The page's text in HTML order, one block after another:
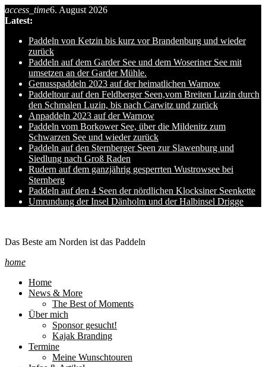
Skip
to
content
access_time6. August 2026
Latest:
Paddeln von Ketzin bis kurz vor Brandenburg und wieder
zurück
Paddeln auf dem Garder See und dem Woseriner See mit
umsetzen an der Garder Mühle.
Genusspaddeln 2023 auf der heimatlichen Warnow
Paddeltour auf den Feldberger Seen,vom Breiten Luzin durch
den Schmalen Luzin, bis nach Carwitz und zurück
Anpaddeln 2023 auf der Warnow
Paddeln vom Borkower See, über die Mildenitz zum
Schwarzen See und wieder zurück
Paddeln auf den Sternberger Seen zur Slawenburg und
Siedlung nach Groß Raden
Rudern auf dem ganzjährig gesperrten Wustrowsee bei
Sternberg
Paddeln auf den 4 Seen der nördlichen Klocksiner Seenkette
Umrundung der Insel Dänholm und der Halbinsel Drigge
Das Beste am Norden ist das Paddeln
home
Home
News & More
The Best of Moments
Über mich
Sponsor gesucht!
Kajak Branding
Termine
Meine Wunschtouren